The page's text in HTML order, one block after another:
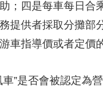
；四是每車每日合
提供者採取分攤部
車指導價或者定價
是否會被認定為營